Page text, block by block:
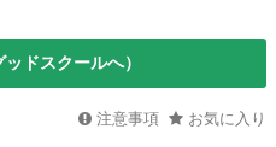
ドスクールへ）
注意事項 お気に入り